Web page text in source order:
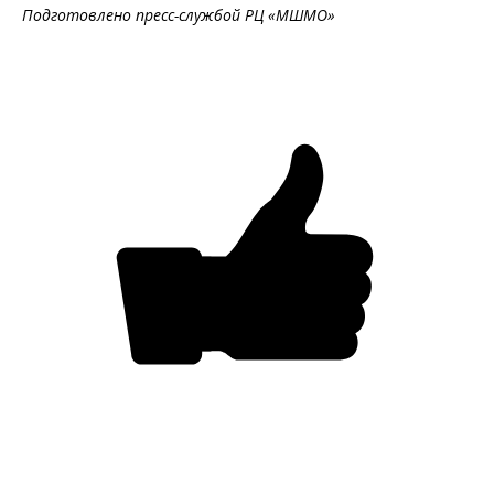
Подготовлено пресс-службой РЦ «МШМО»